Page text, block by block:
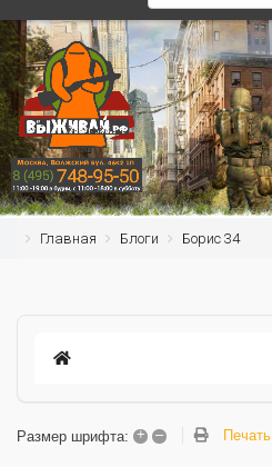
Главная Блоги Борис 34
Размер шрифта: + – Печать